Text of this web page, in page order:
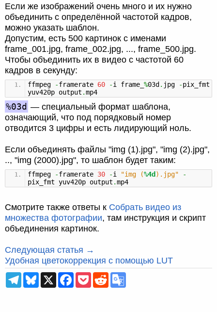
Если же изображений очень много и их нужно
объединить с определённой частотой кадров,
можно указать шаблон.
Допустим, есть 500 картинок с именами
frame_001.jpg, frame_002.jpg, ..., frame_500.jpg.
Чтобы объединить их в видео с частотой 60
кадров в секунду:
ffmpeg -framerate 60 -i frame_ %03d . jpg -pix_fmt
yuv420p output .mp4
%03d — специальный формат шаблона,
означающий, что под порядковый номер
отводится 3 цифры и есть лидирующий ноль.
Если объединять файлы "img (1).jpg", "img (2).jpg",
.., "img (2000).jpg", то шаблон будет таким:
ffmpeg -framerate 30 -i "img (%4d ).jpg"
-
pix_fmt yuv420p output .mp4
Смотрите также ответы к Собрать видео из
множества фотографии, там инструкция и скрипт
объединения картинок.
Следующая статья →
Удобная цветокоррекция с помощью LUT
T
B
X
F
P
o
R
e